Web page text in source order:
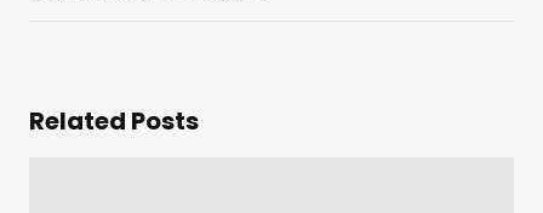
Related Posts